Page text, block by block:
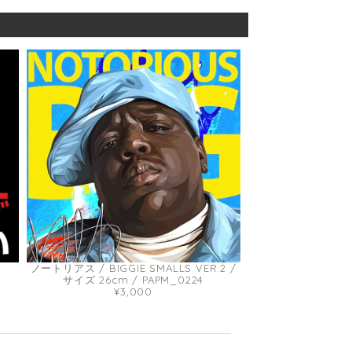
ノートリアス / BIGGIE SMALLS VER.2 /
サイズ 26cm / PAPM_0224
¥3,000